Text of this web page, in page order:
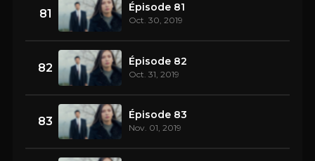
81 Épisode 81
Oct. 30, 2019
82 Épisode 82
Oct. 31, 2019
83 Épisode 83
Nov. 01, 2019